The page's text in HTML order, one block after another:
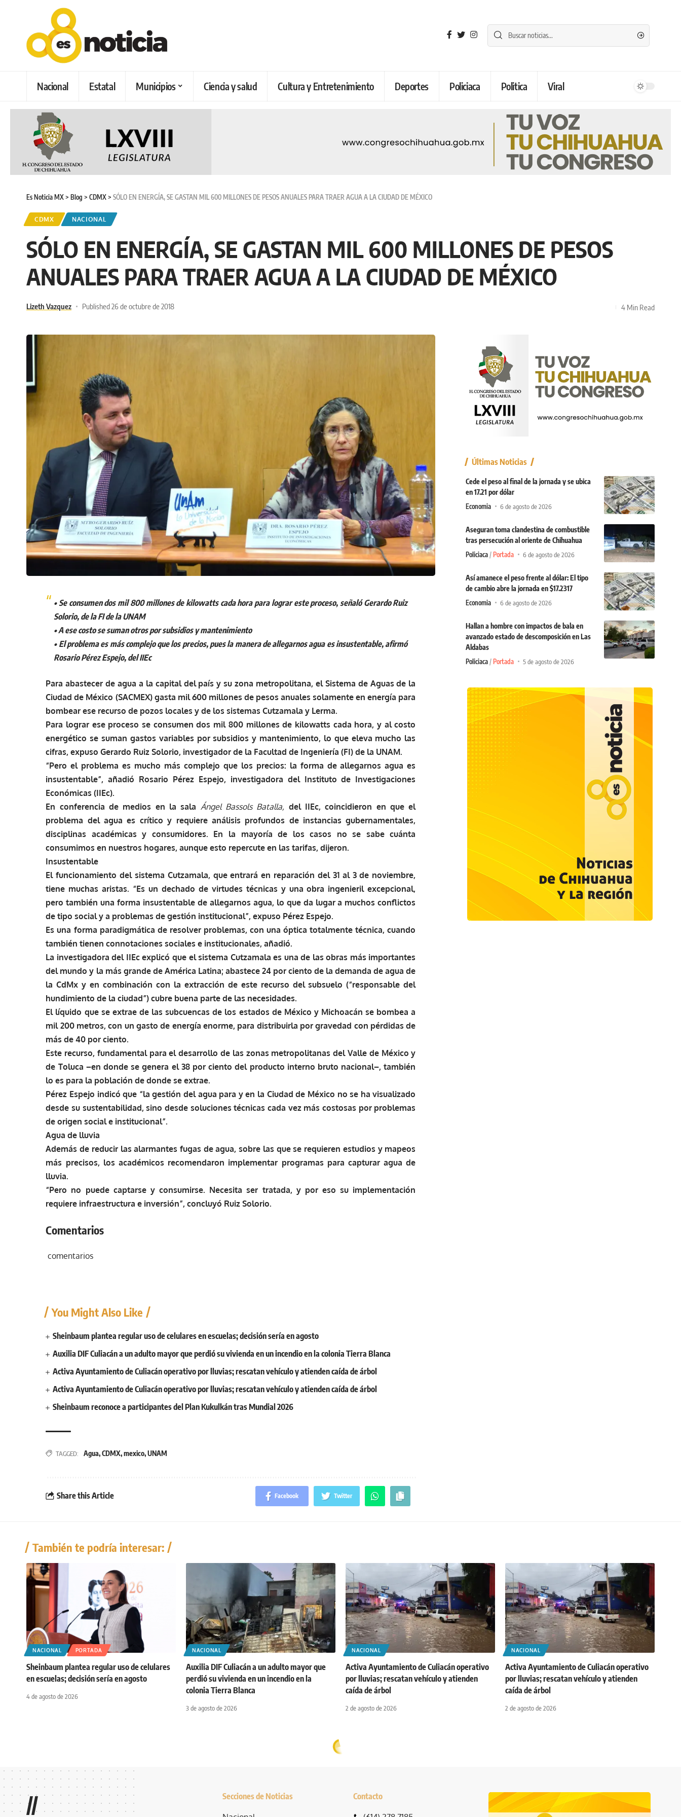
Nacional Estatal Municipios Ciencia y salud Cultura y Entretenimiento Deportes Policiaca Politica Viral
Es Noticia MX> Blog > CDMX> SÓLO EN ENERGÍA, SE GASTAN MIL 600 MILLONES DE PESOS ANUALES PARA TRAER AGUA A LA CIUDAD DE MÉXICO
CDMX NACIONAL
SÓLO EN ENERGÍA, SE GASTAN MIL 600 MILLONES DE PESOS
ANUALES PARA TRAER AGUA A LA CIUDAD DE MÉXICO
Lizeth Vazquez Published 26 de octubre de 2018 4 Min Read
• Se consumen dos mil 800 millones de kilowatts cada hora para lograr este proceso, señaló Gerardo Ruiz
Solorio, de la FI de la UNAM
• A ese costo se suman otros por subsidios y mantenimiento
• El problema es más complejo que los precios, pues la manera de allegarnos agua es insustentable, afirmó
Rosario Pérez Espejo, del IIEc
Para abastecer de agua a la capital del país y su zona metropolitana, el Sistema de Aguas de la
Ciudad de México (SACMEX) gasta mil 600 millones de pesos anuales solamente en energía para
bombear ese recurso de pozos locales y de los sistemas Cutzamala y Lerma.
Para lograr ese proceso se consumen dos mil 800 millones de kilowatts cada hora, y al costo
energético se suman gastos variables por subsidios y mantenimiento, lo que eleva mucho las
cifras, expuso Gerardo Ruiz Solorio, investigador de la Facultad de Ingeniería (FI) de la UNAM.
“Pero el problema es mucho más complejo que los precios: la forma de allegarnos agua es
insustentable”, añadió Rosario Pérez Espejo, investigadora del Instituto de Investigaciones
Económicas (IIEc).
En conferencia de medios en la sala Ángel Bassols Batalla, del IIEc, coincidieron en que el
problema del agua es crítico y requiere análisis profundos de instancias gubernamentales,
disciplinas académicas y consumidores. En la mayoría de los casos no se sabe cuánta
consumimos en nuestros hogares, aunque esto repercute en las tarifas, dijeron.
Insustentable
El funcionamiento del sistema Cutzamala, que entrará en reparación del 31 al 3 de noviembre,
tiene muchas aristas. “Es un dechado de virtudes técnicas y una obra ingenieril excepcional,
pero también una forma insustentable de allegarnos agua, lo que da lugar a muchos conflictos
de tipo social y a problemas de gestión institucional”, expuso Pérez Espejo.
Es una forma paradigmática de resolver problemas, con una óptica totalmente técnica, cuando
también tienen connotaciones sociales e institucionales, añadió.
La investigadora del IIEc explicó que el sistema Cutzamala es una de las obras más importantes
del mundo y la más grande de América Latina; abastece 24 por ciento de la demanda de agua de
la CdMx y en combinación con la extracción de este recurso del subsuelo (“responsable del
hundimiento de la ciudad”) cubre buena parte de las necesidades.
El líquido que se extrae de las subcuencas de los estados de México y Michoacán se bombea a
mil 200 metros, con un gasto de energía enorme, para distribuirla por gravedad con pérdidas de
más de 40 por ciento.
Este recurso, fundamental para el desarrollo de las zonas metropolitanas del Valle de México y
de Toluca –en donde se genera el 38 por ciento del producto interno bruto nacional–, también
lo es para la población de donde se extrae.
Pérez Espejo indicó que “la gestión del agua para y en la Ciudad de México no se ha visualizado
desde su sustentabilidad, sino desde soluciones técnicas cada vez más costosas por problemas
de origen social e institucional”.
Agua de lluvia
Además de reducir las alarmantes fugas de agua, sobre las que se requieren estudios y mapeos
más precisos, los académicos recomendaron implementar programas para capturar agua de
lluvia.
“Pero no puede captarse y consumirse. Necesita ser tratada, y por eso su implementación
requiere infraestructura e inversión”, concluyó Ruiz Solorio.
Comentarios
comentarios
You Might Also Like
Sheinbaum plantea regular uso de celulares en escuelas; decisión sería en agosto
Auxilia DIF Culiacán a un adulto mayor que perdió su vivienda en un incendio en la colonia Tierra Blanca
Activa Ayuntamiento de Culiacán operativo por lluvias; rescatan vehículo y atienden caída de árbol
Activa Ayuntamiento de Culiacán operativo por lluvias; rescatan vehículo y atienden caída de árbol
Sheinbaum reconoce a participantes del Plan Kukulkán tras Mundial 2026
TAGGED: Agua,CDMX,mexico,UNAM
Share this Article Facebook Twitter
Últimas Noticias
Cede el peso al final de la jornada y se ubica
en 17.21 por dólar
Economia 6 de agosto de 2026
Aseguran toma clandestina de combustible
tras persecución al oriente de Chihuahua
Policiaca Portada 6 de agosto de 2026
Así amanece el peso frente al dólar: El tipo
de cambio abre la jornada en $17.2317
Economia 6 de agosto de 2026
Hallan a hombre con impactos de bala en
avanzado estado de descomposición en Las
Aldabas
Policiaca Portada 5 de agosto de 2026
También te podría interesar:
NACIONAL PORTADA
Sheinbaum plantea regular uso de celulares
en escuelas; decisión sería en agosto
4 de agosto de 2026
NACIONAL
Auxilia DIF Culiacán a un adulto mayor que
perdió su vivienda en un incendio en la
colonia Tierra Blanca
3 de agosto de 2026
NACIONAL
Activa Ayuntamiento de Culiacán operativo
por lluvias; rescatan vehículo y atienden
caída de árbol
2 de agosto de 2026
NACIONAL
Activa Ayuntamiento de Culiacán operativo
por lluvias; rescatan vehículo y atienden
caída de árbol
2 de agosto de 2026
// Secciones de Noticias Contacto